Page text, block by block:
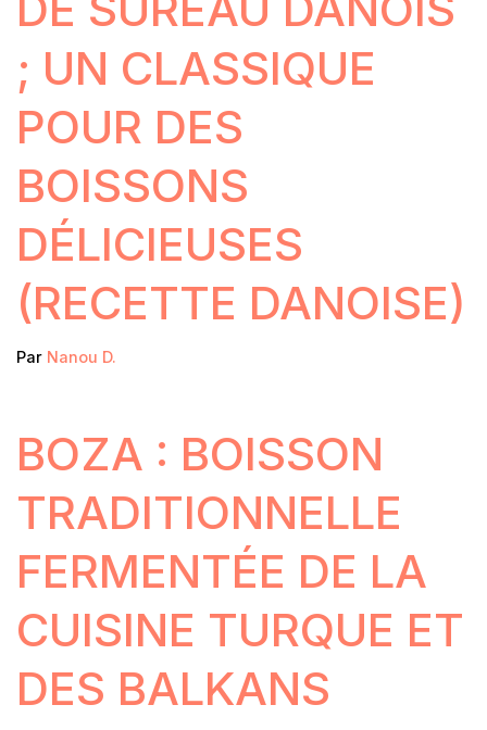
; UN CLASSIQUE
POUR DES
BOISSONS
DÉLICIEUSES
(RECETTE DANOISE)
Par Nanou D.
BOZA : BOISSON
TRADITIONNELLE
FERMENTÉE DE LA
CUISINE TURQUE ET
DES BALKANS